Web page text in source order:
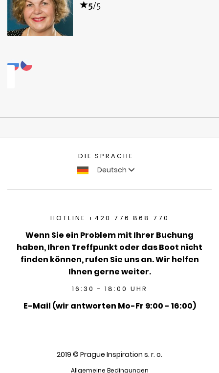
5/5
DIE SPRACHE
Deutsch
HOTLINE +420 776 868 770
Wenn Sie ein Problem mit Ihrer Buchung
haben, Ihren Treffpunkt oder das Boot nicht
finden können, rufen Sie uns an. Wir helfen
Ihnen gerne weiter.
16:30 - 18:00 UHR
E-Mail (wir antworten Mo-Fr 9:00 - 16:00)
2019 © Prague Inspiration s. r. o.
Allgemeine Bedingungen